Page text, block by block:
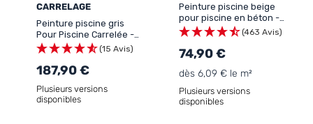
CARRELAGE
Peinture piscine gris
Pour Piscine Carrelée -
ARCAPISCINE CARRELAGE
(15 Avis)
187,90 €
Plusieurs versions
disponibles
Peinture piscine beige
pour piscine en béton -
ARCAPISCINE
(463 Avis)
74,90 €
dès 6,09 € le m²
Plusieurs versions
disponibles